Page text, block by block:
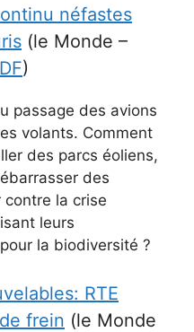
néfastes
(le Monde –
)
passage des avions
volants. Comment
des parcs éoliens,
des
la crise
leurs
la biodiversité ?
RTE
frein (le Monde